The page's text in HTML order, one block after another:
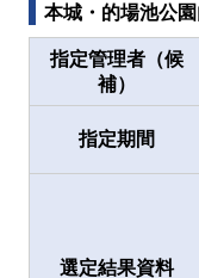
本城・的場池公
指定管理者（候
補）
指定期間
選定結果資料